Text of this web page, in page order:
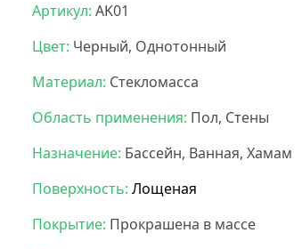
Артикул: AK01
Цвет: Черный, Однотонный
Материал: Стекломасса
Область применения: Пол, Стены
Назначение: Бассейн, Ванная, Хамам
Поверхность: Лощеная
Покрытие: Прокрашена в массе